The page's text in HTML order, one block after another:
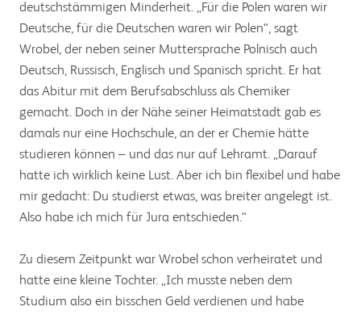
deutschstämmigen Minderheit. „Für die Polen waren wir
Deutsche, für die Deutschen waren wir Polen“, sagt
Wrobel, der neben seiner Muttersprache Polnisch auch
Deutsch, Russisch, Englisch und Spanisch spricht. Er hat
das Abitur mit dem Berufsabschluss als Chemiker
gemacht. Doch in der Nähe seiner Heimatstadt gab es
damals nur eine Hochschule, an der er Chemie hätte
studieren können – und das nur auf Lehramt. „Darauf
hatte ich wirklich keine Lust. Aber ich bin flexibel und habe
mir gedacht: Du studierst etwas, was breiter angelegt ist.
Also habe ich mich für Jura entschieden.“
Zu diesem Zeitpunkt war Wrobel schon verheiratet und
hatte eine kleine Tochter. „Ich musste neben dem
Studium also ein bisschen Geld verdienen und habe